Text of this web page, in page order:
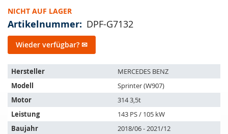
NICHT AUF LAGER
Artikelnummer DPF-G7132
Wieder verfügbar? ✉
Der
Artikel
passt
auf
folgende
Fahrzeuge:
Hersteller
MERCEDES BENZ
Modell
Sprinter (W907)
Motor
314 3,5t
Leistung
143 PS / 105 kW
Baujahr
2018/06 - 2021/12